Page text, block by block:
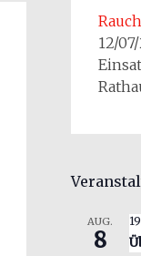
12/
AUG.
8